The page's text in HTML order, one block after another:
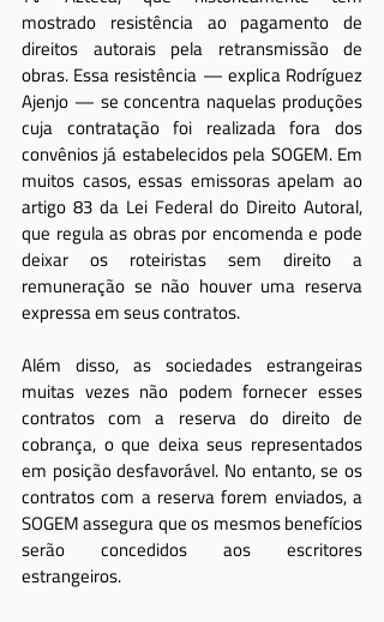
mostrado resistência ao pagamento de
direitos autorais pela retransmissão de
obras. Essa resistência — explica Rodríguez
Ajenjo — se concentra naquelas produções
cuja contratação foi realizada fora dos
convênios já estabelecidos pela SOGEM. Em
muitos casos, essas emissoras apelam ao
artigo 83 da Lei Federal do Direito Autoral,
que regula as obras por encomenda e pode
deixar os roteiristas sem direito a
remuneração se não houver uma reserva
expressa em seus contratos.
Além disso, as sociedades estrangeiras
muitas vezes não podem fornecer esses
contratos com a reserva do direito de
cobrança, o que deixa seus representados
em posição desfavorável. No entanto, se os
contratos com a reserva forem enviados, a
SOGEM assegura que os mesmos benefícios
serão concedidos aos escritores
estrangeiros.